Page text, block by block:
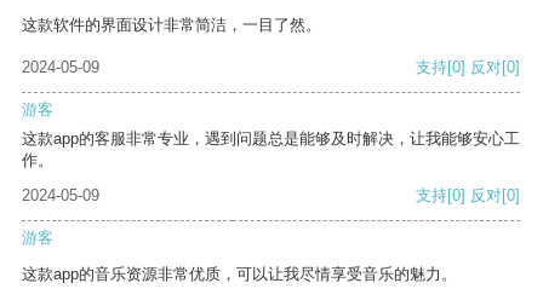
这款软件的界面设计非常简洁，一目了然。
2024-05-09 支持[0] 反对[0]
游客
这款app的客服非常专业，遇到问题总是能够及时解决，让我能够安心工
作。
2024-05-09
支持[0] 反对[0]
游客
这款app的音乐资源非常优质，可以让我尽情享受音乐的魅力。